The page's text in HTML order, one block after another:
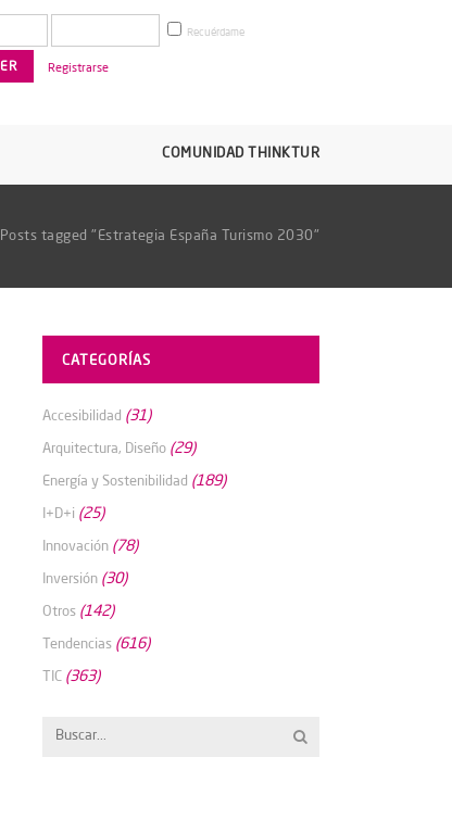
Recuérdame
Registrarse
COMUNIDAD THINKTUR
Posts tagged "Estrategia España Turismo 2030"
CATEGORÍAS
Accesibilidad (31)
Arquitectura, Diseño (29)
Energía y Sostenibilidad (189)
I+D+i (25)
Innovación (78)
Inversión (30)
Otros (142)
Tendencias (616)
TIC (363)